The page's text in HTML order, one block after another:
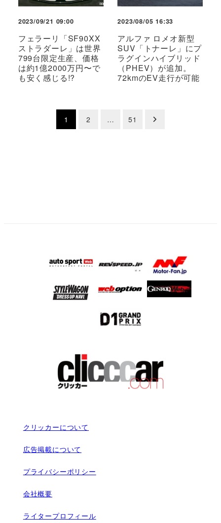
2023/09/21 09:00
フェラーリ「SF90XX
ストラダーレ」は世界
799台限定生産、価格
は約1億2000万円〜で
も安く感じる!?
2023/08/05 16:33
アルファ ロメオ新型
SUV「トナーレ」にプ
ラグインハイブリッド
（PHEV）が追加。
72kmのEV走行が可能
1 2 … 51
クリッカーについて
広告掲載について
プライバシーポリシー
会社概要
ライタープロフィール